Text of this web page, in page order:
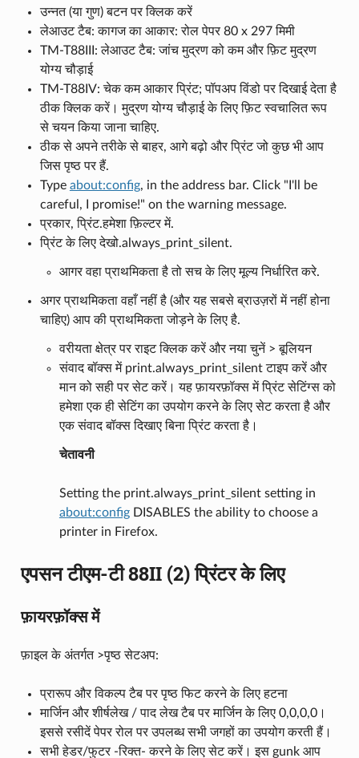
उन्नत (या गुण) बटन पर क्लिक करें
लेआउट टैब: कागज का आकार: रोल पेपर 80 x 297 मिमी
TM-T88III: लेआउट टैब: जांच मुद्रण को कम और फ़िट मुद्रण
योग्य चौड़ाई
TM-T88IV: चेक कम आकार प्रिंट; पॉपअप विंडो पर दिखाई देता है
ठीक क्लिक करें। मुद्रण योग्य चौड़ाई के लिए फ़िट स्वचालित रूप
से चयन किया जाना चाहिए.
ठीक से अपने तरीके से बाहर, आगे बढ़ो और प्रिंट जो कुछ भी आप
जिस पृष्ठ पर हैं.
Type about:config, in the address bar. Click "I'll be
careful, I promise!" on the warning message.
प्रकार, प्रिंट.हमेशा फ़िल्टर में.
प्रिंट के लिए देखो.always_print_silent.
आगर वहा प्राथमिकता है तो सच के लिए मूल्य निर्धारित करे.
अगर प्राथमिकता वहाँ नहीं है (और यह सबसे ब्राउज़रों में नहीं होना
चाहिए) आप की प्राथमिकता जोड़ने के लिए है.
वरीयता क्षेत्र पर राइट क्लिक करें और नया चुनें > बूलियन
संवाद बॉक्स में print.always_print_silent टाइप करें और
मान को सही पर सेट करें। यह फ़ायरफ़ॉक्स में प्रिंट सेटिंग्स को
हमेशा एक ही सेटिंग का उपयोग करने के लिए सेट करता है और
एक संवाद बॉक्स दिखाए बिना प्रिंट करता है।
चेतावनी
Setting the print.always_print_silent setting in
about:configDISABLES the ability to choose a
printer in Firefox.
एपसन टीएम-टी 88II (2) प्रिंटर के लिए
फ़ायरफ़ॉक्स में
फ़ाइल के अंतर्गत >पृष्ठ सेटअप:
प्रारूप और विकल्प टैब पर पृष्ठ फिट करने के लिए हटना
मार्जिन और शीर्षलेख / पाद लेख टैब पर मार्जिन के लिए 0,0,0,0।
इससे रसीदें पेपर रोल पर उपलब्ध सभी जगहों का उपयोग करती हैं।
सभी हेडर/फुटर -रिक्त- करने के लिए सेट करें। इस gunk आप